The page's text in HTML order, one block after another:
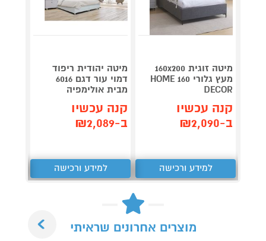
מיטה זוגית 160x200
מעץ גלורי 160 HOME
DECOR
קנה עכשיו
ב-₪2,090
למידע ורכישה
מיטה יהודית ריפוד
דמוי עור דגם 6016
מבית אולימפיה
קנה עכשיו
ב-₪2,089
למידע ורכישה
מוצרים אחרונים שראיתי